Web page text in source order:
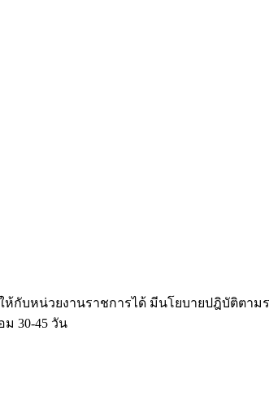
กับหน่วยงานราชการได้ มีนโยบายปฎิบัติตา
30-45 วัน